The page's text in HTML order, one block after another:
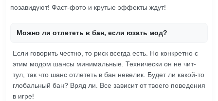
позавидуют! Фаст-фото и крутые эффекты ждут!
Можно ли отлететь в бан, если юзать мод?
Если говорить честно, то риск всегда есть. Но конкретно с
этим модом шансы минимальные. Технически он не чит-
тул, так что шанс отлететь в бан невелик. Будет ли какой-то
глобальный бан? Вряд ли. Все зависит от твоего поведения
в игре!